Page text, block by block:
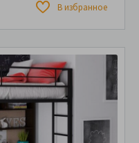
В избранное